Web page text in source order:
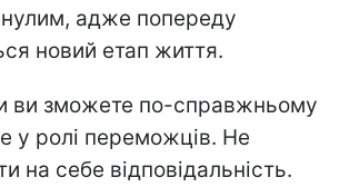
адже попереду
новий етап життя.
ви зможете по-справжньому
у ролі переможців. Не
на себе відповідальність.